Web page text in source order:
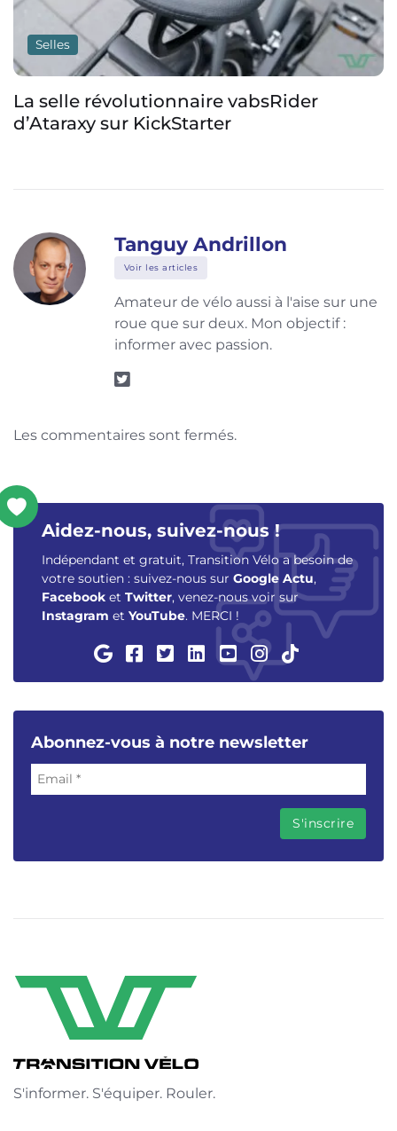
Selles
Une selle de vélo en carbone de
seulement 72 g taillée pour le gravel et le
Tanguy Andrillon
Voir les articles
Amateur de vélo aussi à l'aise sur une
roue que sur deux. Mon objectif :
informer avec passion.
Les commentaires sont fermés.
Aidez-nous, suivez-nous !
Indépendant et gratuit, Transition Vélo a besoin de
votre soutien : suivez-nous sur Google Actu,
Facebook et Twitter, venez-nous voir sur
Instagram et YouTube. MERCI !
Abonnez-vous à notre newsletter
S'informer. S'équiper. Rouler.